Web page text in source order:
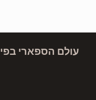
עולם הספארי